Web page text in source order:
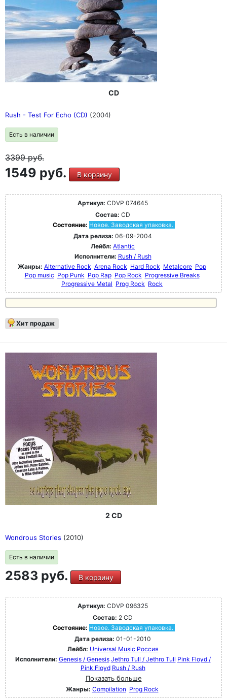
CD
Rush - Test For Echo (CD) (2004)
Есть в наличии
3399руб.
1549 руб. В корзину
Артикул: CDVP 074645
Состав: CD
Состояние: Новое. Заводская упаковка.
Дата релиза: 06-09-2004
Лейбл: Atlantic
Исполнители: Rush / Rush
Жанры: Alternative Rock Arena Rock Hard Rock Metalcore Pop
Pop music Pop Punk Pop Rap Pop Rock Progressive Breaks
Progressive Metal Prog Rock Rock
Хит продаж
2 CD
Wondrous Stories (2010)
Есть в наличии
2583 руб. В корзину
Артикул: CDVP 096325
Состав: 2 CD
Состояние: Новое. Заводская упаковка.
Дата релиза: 01-01-2010
Лейбл: Universal Music Россия
Исполнители: Genesis / Genesis Jethro Tull / Jethro Tull Pink Floyd /
Pink Floyd Rush / Rush
Показать больше
Жанры: Compilation Prog Rock